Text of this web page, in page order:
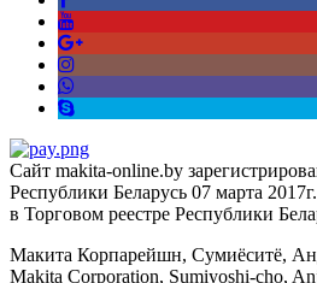
Сайт makita-online.by
Республики Беларусь 07 марта
в Торговом реестре Республики
Макита Корпарейшн, Сумиёситё,
Makita Corporation, Sumiyoshi-cho,